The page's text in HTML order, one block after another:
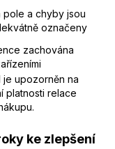
pole a chyby jsou
označeny
zachována
je upozorněn na
platnosti relace
ke zlepšení